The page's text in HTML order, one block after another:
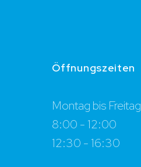
Öffnungszeiten
Montag bis Freitag
8:00 - 12:00
12:30 - 16:30